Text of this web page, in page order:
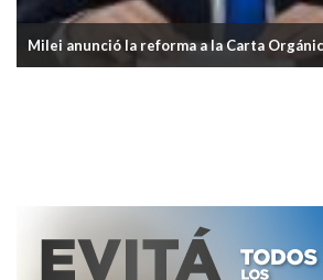
El Banco Central habilitó las cuentas